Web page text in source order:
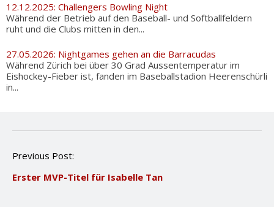
12.12.2025: Challengers Bowling Night
Während der Betrieb auf den Baseball- und Softballfeldern
ruht und die Clubs mitten in den...
27.05.2026: Nightgames gehen an die Barracudas
Während Zürich bei über 30 Grad Aussentemperatur im
Eishockey-Fieber ist, fanden im Baseballstadion Heerenschürli
in...
P
s
Previous Post:
Erster MVP-Titel für Isabelle Tan